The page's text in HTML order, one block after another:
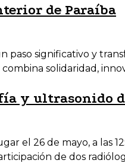
de Paraíba
paso significativo y
solidaridad,
y ultrasonido
el 26 de mayo, a las
de dos